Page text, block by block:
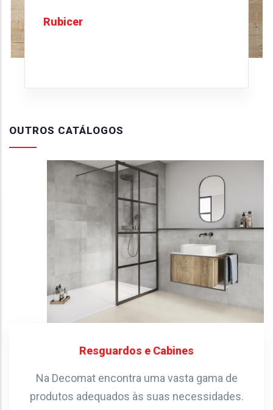
Rubicer
OUTROS CATÁLOGOS
Resguardos e Cabines
Na Decomat encontra uma vasta gama de
produtos adequados às suas necessidades.